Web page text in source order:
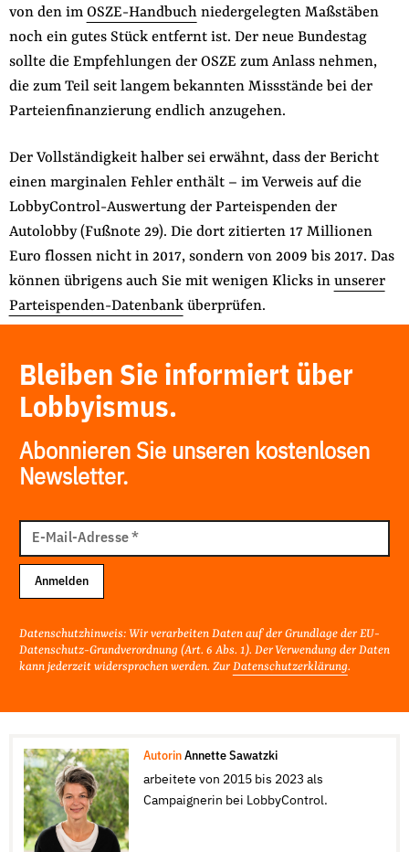
von den im OSZE-Handbuchniedergelegten Maßstäben
noch ein gutes Stück entfernt ist. Der neue Bundestag
sollte die Empfehlungen der OSZE zum Anlass nehmen,
die zum Teil seit langem bekannten Missstände bei der
Parteienfinanzierung endlich anzugehen.
Der Vollständigkeit halber sei erwähnt, dass der Bericht
einen marginalen Fehler enthält – im Verweis auf die
LobbyControl-Auswertung der Parteispenden der
Autolobby (Fußnote 29). Die dort zitierten 17 Millionen
Euro flossen nicht in 2017, sondern von 2009 bis 2017. Das
können übrigens auch Sie mit wenigen Klicks in unserer
Parteispenden-Datenbanküberprüfen.
Bleiben Sie informiert über
Lobbyismus.
Abonnieren Sie unseren kostenlosen
Newsletter.
Mail
Adresse
E-Mail-Adresse*
Anmelden
Datenschutzhinweis: Wir verarbeiten Daten auf der Grundlage der EU-
Datenschutz-Grundverordnung (Art. 6 Abs. 1). Der Verwendung der Daten
kann jederzeit widersprochen werden. Zur Datenschutzerklärung.
Autorin Annette Sawatzki
arbeitete von 2015 bis 2023 als
Campaignerin bei LobbyControl.